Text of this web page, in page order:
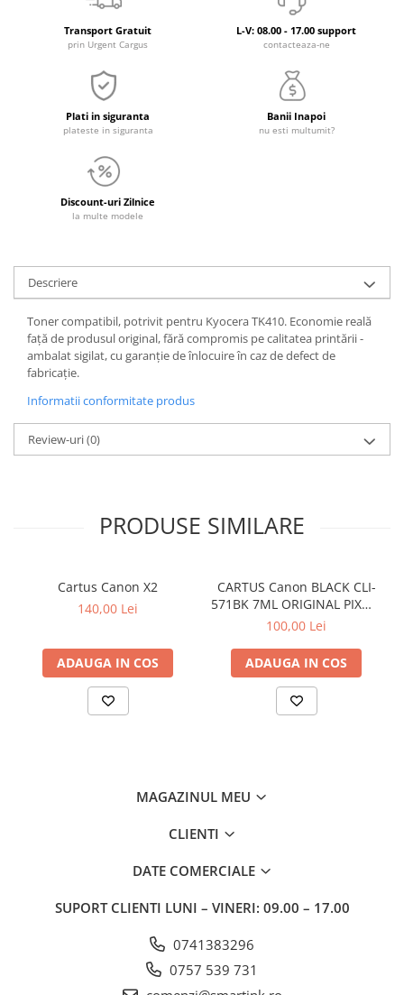
Transport Gratuit
prin Urgent Cargus
L-V: 08.00 - 17.00 support
contacteaza-ne
Plati in siguranta
plateste in siguranta
Banii Inapoi
nu esti multumit?
Discount-uri Zilnice
la multe modele
Descriere
Toner compatibil, potrivit pentru Kyocera TK410. Economie reală
față de produsul original, fără compromis pe calitatea printării -
ambalat sigilat, cu garanție de înlocuire în caz de defect de
fabricație.
Informatii conformitate produs
Review-uri(0)
PRODUSE SIMILARE
Cartus Canon X2
140,00 Lei
ADAUGA IN COS
CARTUS Canon BLACK CLI-
571BK 7ML ORIGINAL PIXMA
MG6850
100,00 Lei
ADAUGA IN COS
MAGAZINUL MEU
CLIENTI
DATE COMERCIALE
SUPORT CLIENTI LUNI – VINERI: 09.00 – 17.00
0741383296
0757 539 731